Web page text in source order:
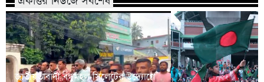
জাতীয়তাবাদী বন্ধুমহল সিলেটের উদ্যোগে